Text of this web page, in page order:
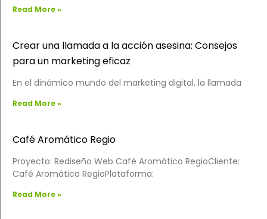
Read More »
Crear una llamada a la acción asesina: Consejos
para un marketing eficaz
En el dinámico mundo del marketing digital, la llamada
Read More »
Café Aromático Regio
Proyecto: Rediseño Web Café Aromático RegioCliente:
Café Aromático RegioPlataforma:
Read More »